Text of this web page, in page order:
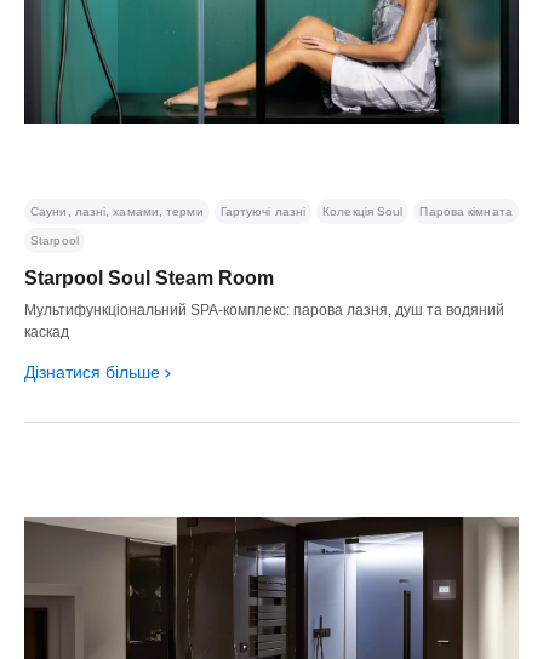
Starpool Soul Steam Room
Мультифункціональний SPA-комплекс: парова лазня, душ та водяний
каскад
Дізнатися більше
Сауни, лазні, хамами, терми Гартуючі лазні Колекція Soul Парова кімната
Starpool